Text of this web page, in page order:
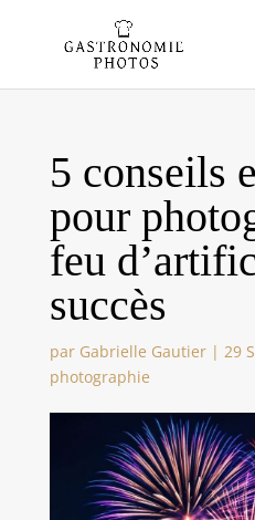
5 conseils
pour
feu
succès
par Gabrielle Gautier| 29
photographie